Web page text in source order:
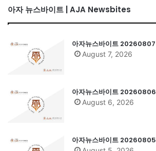
아자 뉴스바이트 | AJA Newsbites
아자뉴스바이트 20260807
August 7, 2026
아자뉴스바이트 20260806
August 6, 2026
아자뉴스바이트 20260805